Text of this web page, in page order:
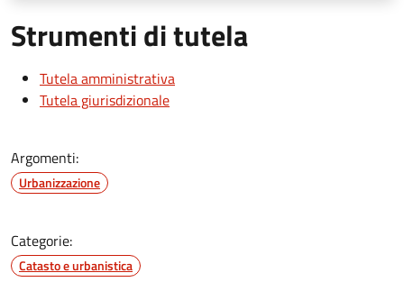
Strumenti di tutela
Tutela amministrativa
Tutela giurisdizionale
Argomenti:
Urbanizzazione
Categorie:
Catasto e urbanistica